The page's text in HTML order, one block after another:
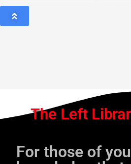
The Left
For those of